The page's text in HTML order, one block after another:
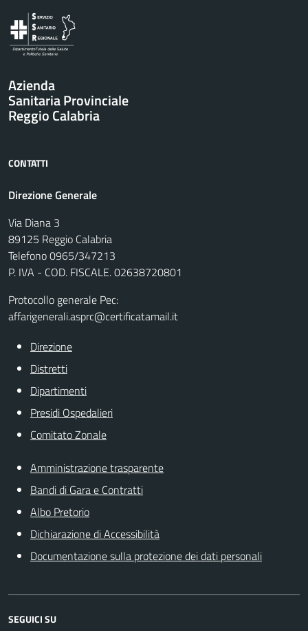
Azienda
Sanitaria Provinciale
Reggio Calabria
CONTATTI
Direzione Generale
Via Diana 3
89125 Reggio Calabria
Telefono 0965/347213
P. IVA - COD. FISCALE. 02638720801
Protocollo generale Pec:
affarigenerali.asprc@certificatamail.it
Direzione
Distretti
Dipartimenti
Presidi Ospedalieri
Comitato Zonale
Amministrazione trasparente
Bandi di Gara e Contratti
Albo Pretorio
Dichiarazione di Accessibilità
Documentazione sulla protezione dei dati personali
SEGUICI SU